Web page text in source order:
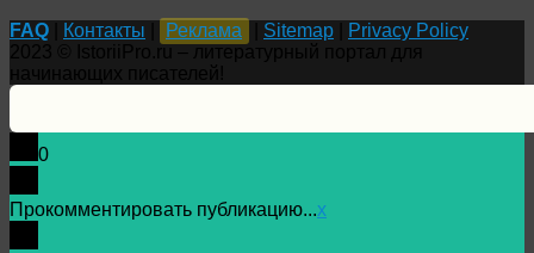
FAQ Контакты Реклама Sitemap
Privacy Policy
0
Прокомментировать публикацию...x